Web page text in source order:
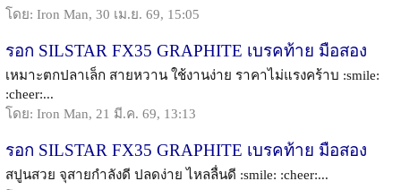
โดย: Iron Man, 30 เม.ย. 69, 15:05
รอก SILSTAR FX35 GRAPHITE เบรคท้าย มือสอง
เหมาะตกปลาเล็ก สายหวาน ใช้งานง่าย ราคาไม่แรงคร้าบ :smile:
:cheer:...
โดย: Iron Man, 21 มี.ค. 69, 13:13
รอก SILSTAR FX35 GRAPHITE เบรคท้าย มือสอง
สปูนสวย จุสายกำลังดี ปลดง่าย ไหลลื่นดี :smile: :cheer:...